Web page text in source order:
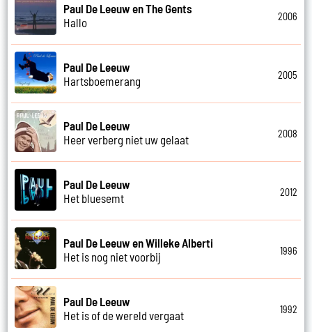
Paul De Leeuw en The Gents
Hallo
2006
Paul De Leeuw
Hartsboemerang
2005
Paul De Leeuw
Heer verberg niet uw gelaat
2008
Paul De Leeuw
Het bluesemt
2012
Paul De Leeuw en Willeke Alberti
Het is nog niet voorbij
1996
Paul De Leeuw
Het is of de wereld vergaat
1992